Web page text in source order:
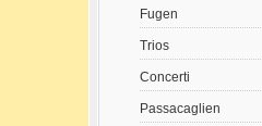
Fugen
Trios
Concerti
Passacaglien